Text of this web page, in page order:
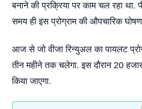
बनाने की प्रक्रिया पर काम चल रहा था.
समय ही इस प्रोग्राम की औपचारिक
आज से जो वीजा रिन्युअल का पायलट
तीन महीने तक चलेगा. इस दौरान 20 हजार
किया जाएगा.